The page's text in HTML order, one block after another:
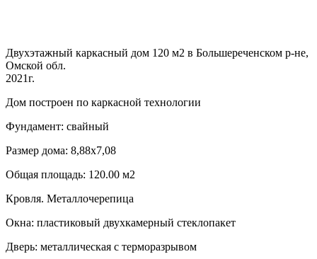
Двухэтажный каркасный дом 120 м2 в Большереченском р-не,
Омской обл.
2021г.
Дом построен по каркасной технологии
Фундамент: свайный
Размер дома: 8,88х7,08
Общая площадь: 120.00 м2
Кровля. Металлочерепица
Окна: пластиковый двухкамерный стеклопакет
Дверь: металлическая с терморазрывом